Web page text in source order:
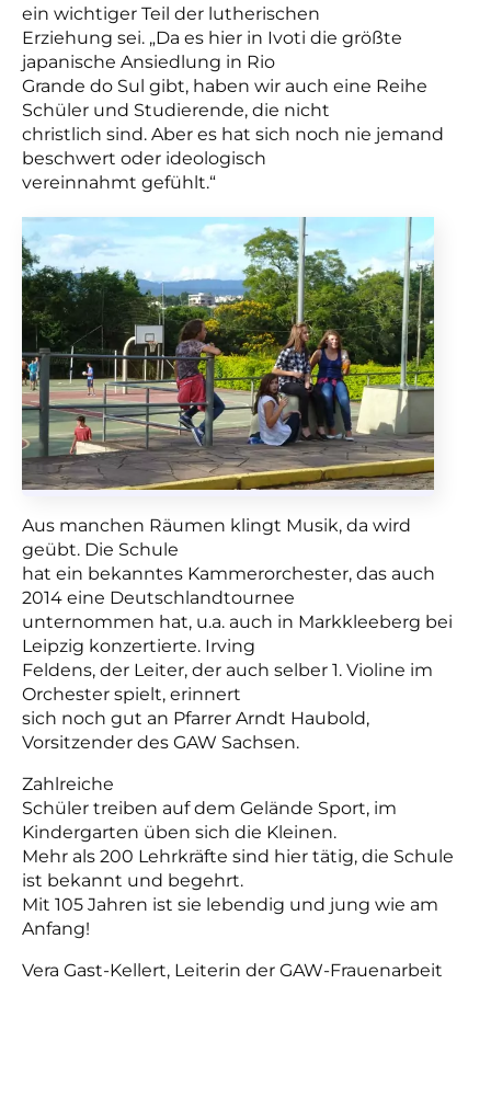
ein wichtiger Teil der lutherischen
Erziehung sei. „Da es hier in Ivoti die größte
japanische Ansiedlung in Rio
Grande do Sul gibt, haben wir auch eine Reihe
Schüler und Studierende, die nicht
christlich sind. Aber es hat sich noch nie jemand
beschwert oder ideologisch
vereinnahmt gefühlt.“
Aus manchen Räumen klingt Musik, da wird
geübt. Die Schule
hat ein bekanntes Kammerorchester, das auch
2014 eine Deutschlandtournee
unternommen hat, u.a. auch in Markkleeberg bei
Leipzig konzertierte. Irving
Feldens, der Leiter, der auch selber 1. Violine im
Orchester spielt, erinnert
sich noch gut an Pfarrer Arndt Haubold,
Vorsitzender des GAW Sachsen.
Zahlreiche
Schüler treiben auf dem Gelände Sport, im
Kindergarten üben sich die Kleinen.
Mehr als 200 Lehrkräfte sind hier tätig, die Schule
ist bekannt und begehrt.
Mit 105 Jahren ist sie lebendig und jung wie am
Anfang!
Vera Gast-Kellert, Leiterin der GAW-Frauenarbeit